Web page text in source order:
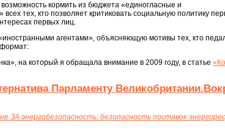
кормить из бюджета «единогласные и
тех, кто позволяет критиковать социальную политику
первых лиц.
агентами», объясняющую мотивы тех, кто
формат:
на который я обращала внимание в 2009 году, в статье
Парламенту
ЗА энергобезопасность: безопасность поставок